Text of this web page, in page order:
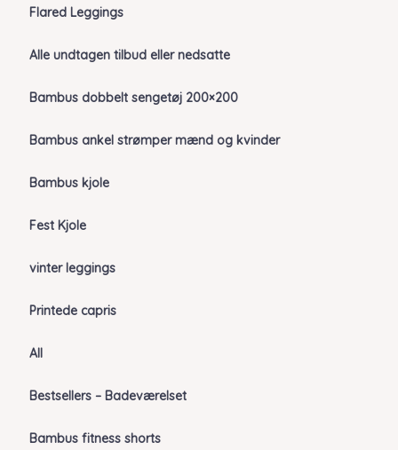
Flared Leggings
Alle undtagen tilbud eller nedsatte
Bambus dobbelt sengetøj 200×200
Bambus ankel strømper mænd og kvinder
Bambus kjole
Fest Kjole
vinter leggings
Printede capris
All
Bestsellers – Badeværelset
Bambus fitness shorts